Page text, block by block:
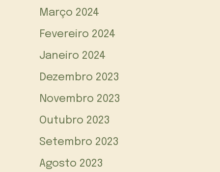
Março 2024
Fevereiro 2024
Janeiro 2024
Dezembro 2023
Novembro 2023
Outubro 2023
Setembro 2023
Agosto 2023